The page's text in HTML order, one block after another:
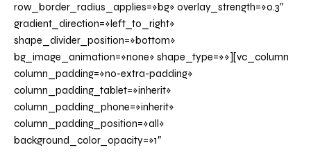
row_border_radius_applies=»bg» overlay_strength=»0.3″
gradient_direction=»left_to_right»
shape_divider_position=»bottom»
bg_image_animation=»none» shape_type=»»][vc_column
column_padding=»no-extra-padding»
column_padding_tablet=»inherit»
column_padding_phone=»inherit»
column_padding_position=»all»
background_color_opacity=»1″